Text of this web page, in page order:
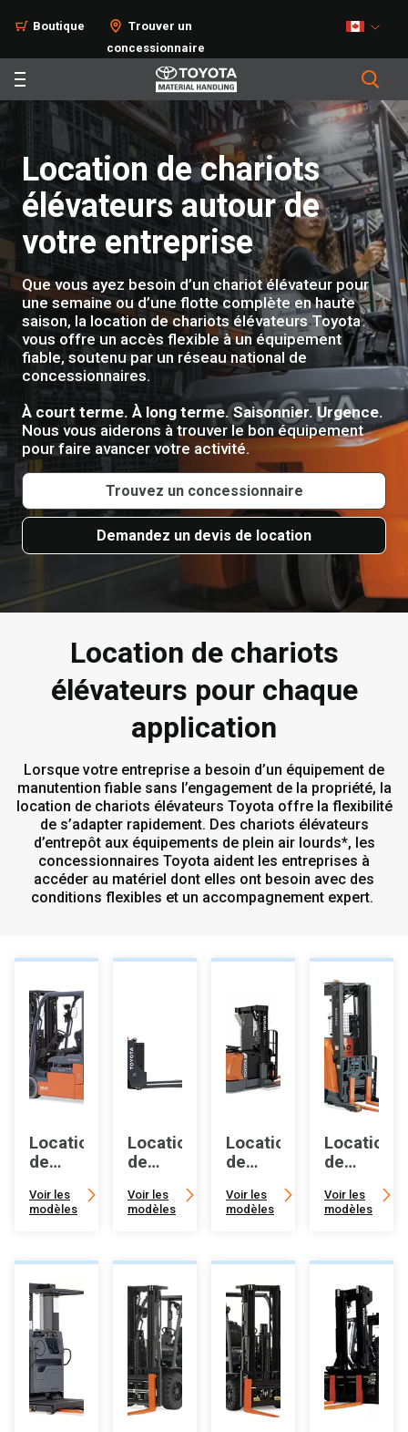
Boutique
Trouver un
concessionnaire
Location de chariots
élévateurs autour de
votre entreprise
Que vous ayez besoin d’un chariot élévateur pour
une semaine ou d’une flotte complète en haute
saison, la location de chariots élévateurs Toyota
vous offre un accès flexible à un équipement
fiable, soutenu par un réseau national de
concessionnaires.
À court terme. À long terme. Saisonnier. Urgence.
Nous vous aiderons à trouver le bon équipement
pour faire avancer votre activité.
Trouvez un concessionnaire
Demandez un devis de location
Location de chariots
élévateurs pour chaque
application
Lorsque votre entreprise a besoin d’un équipement de
manutention fiable sans l’engagement de la propriété, la
location de chariots élévateurs Toyota offre la flexibilité
de s’adapter rapidement. Des chariots élévateurs
d’entrepôt aux équipements de plein air lourds*, les
concessionnaires Toyota aident les entreprises à
accéder au matériel dont elles ont besoin avec des
conditions flexibles et un accompagnement expert.
Location
de
élévateurs
électriques
Voir les
modèles
Location
de
électrique
Voir les
modèles
Location
de
palettes
électriques
Voir les
modèles
Location
de
Reach
Voir les
modèles